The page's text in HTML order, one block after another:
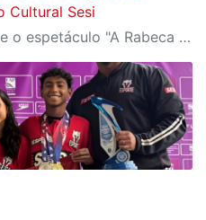
Cultural Sesi
Programação gratuita reúne o espetáculo "A Rabeca Secreta", de Adriano Salhab & Forró Xique-Xique, e o show "Divas do Pop", com Carol Capucho e Banda